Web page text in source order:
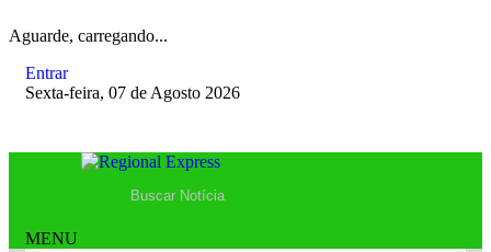
Aguarde, carregando...
Entrar
Sexta-feira, 07 de Agosto 2026
MENU